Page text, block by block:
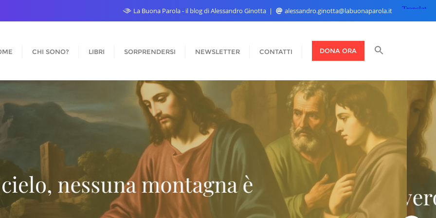
La Buona Parola - il blog di Alessandro Ginotta alessandro.ginotta@labuonaparola.it
CHI SONO? LIBRI SORPRENDERSI NEWSLETTER CONTATTI DONA ORA
per davvero
Quando assaggi il cielo,
impossibile